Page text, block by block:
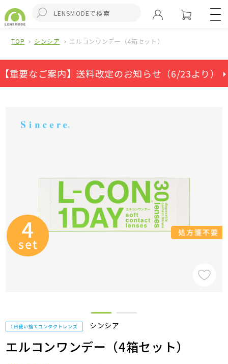
TOP シンシア エルコンワンデー（4箱セット）
【重要なご案内】送料改定のお知らせ（6/23より） ⏵
1日使い捨てコンタクトレンズ シンシア
エルコンワンデー（4箱セット）